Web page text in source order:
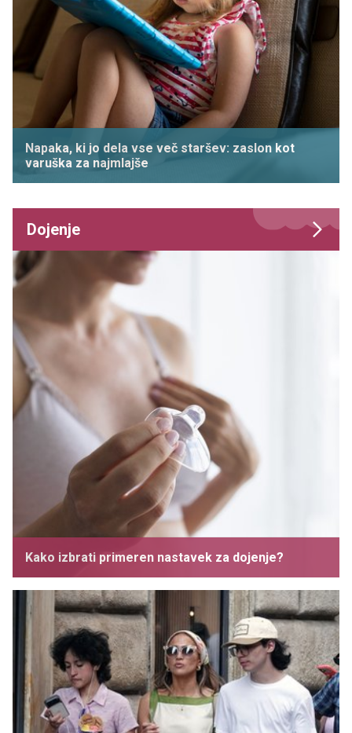
Napaka, ki jo dela vse več staršev: zaslon kot
varuška za najmlajše
Dojenje
Kako izbrati primeren nastavek za dojenje?